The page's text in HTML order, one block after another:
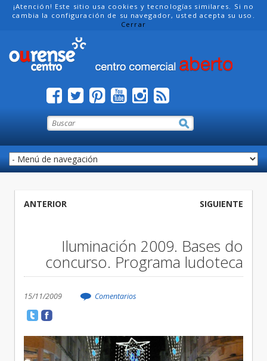
¡Atención! Este sitio usa cookies y tecnologías similares. Si no
cambia la configuración de su navegador, usted acepta su uso.
Cerrar
ANTERIOR SIGUIENTE
Iluminación 2009. Bases do
concurso. Programa ludoteca
15/11/2009 Comentarios